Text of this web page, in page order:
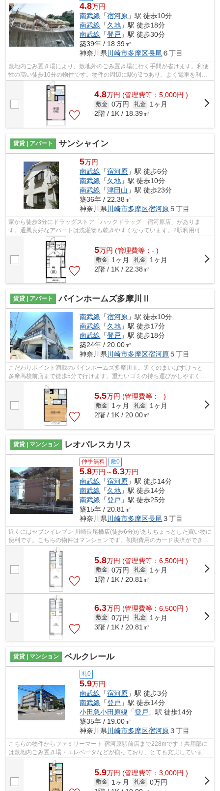
4.8万円
南武線 「宿河原 」駅 徒歩10分
南武線 「久地 」駅 徒歩18分
南武線 「登戸 」駅 徒歩30分
築39年 / 18.39㎡
神奈川県 川崎市多摩区長尾 ６丁目
敷地内ごみ置き場により、敷地外のごみ置き場に行く手間が省けます。利便
性の高い徒歩10分の物件です。物件の周辺に駅が2つあり、よく電車を利用
する方にピッタリです。陽当たりがよく...
4.8万円 (管理費等：5,000円 )
敷金 0万円 礼金
1ヶ月
2階 / 1K / 18.39㎡
賃貸 | アパート サンシャイン
5万円
南武線 「宿河原 」駅 徒歩6分
南武線 「久地 」駅 徒歩10分
南武線 「津田山 」駅 徒歩23分
築36年 / 22.38㎡
神奈川県 川崎市多摩区宿河原５丁目
家から徒歩3分にドラッグストア「ハックドラッグ 宿河原店」がありま
す。通風良好なアパートは洗濯物も乾きやすくなっています。2駅利用可能
でとても利便性の高いアパートです。駅か...
5万円 (管理費等：- )
敷金 1ヶ月 礼金
1ヶ月
2階 / 1K / 22.38㎡
賃貸 | アパート パインホームズ多摩川Ⅱ
南武線 「宿河原 」駅 徒歩10分
南武線 「久地 」駅 徒歩17分
南武線 「登戸 」駅 徒歩18分
築24年 / 20.00㎡
神奈川県 川崎市多摩区宿河原５丁目
こだわりポイント満載のパインホームズ多摩川Ⅱ。近くのまいばすけっと
多摩高校前店まで徒歩5分で行けます。重たいゴミの持ち運びがしやすく、
敷地内にごみ置き場があります。2駅利用...
5.5万円 (管理費等：- )
敷金 1ヶ月 礼金
1ヶ月
2階 / 1K / 20.00㎡
賃貸 | マンション レオパレスカリス
仲手無料 敷0
5.8万円～6.3万円
南武線 「宿河原 」駅 徒歩14分
南武線 「久地 」駅 徒歩14分
南武線 「登戸 」駅 徒歩25分
築15年 / 20.81㎡
神奈川県川崎市多摩区長尾３丁目
近くにはセブンイレブン 川崎長尾橋店(徒歩6分)がありちょっとした買い物に
便利です。こちらの物件はマンションです。初期費用のカード決済ができま
す。こちらの物件は、駅へも徒歩14...
5.8万円 (管理費等：6,500円 )
敷金 0万円 礼金
1ヶ月
1階 / 1K / 20.81㎡
6.3万円 (管理費等：6,500円 )
敷金 0万円 礼金
1ヶ月
3階 / 1K / 20.81㎡
賃貸 | マンション ベルクレール
礼0
5.9万円
南武線 「宿河原 」駅 徒歩3分
南武線 「登戸 」駅 徒歩14分
小田急小田原線 「登戸 」駅 徒歩14分
築35年 / 19.00㎡
神奈川県 川崎市多摩区宿河原３丁目
こちらの物件からファミリーマート 宿河原駅前店まで228mです！共用部に
は敷地内ごみ置き場・エレベータなどが揃っており、とても充実していま
す！こちらはマンションタイプになります...
5.9万円 (管理費等：3,000円 )
敷金 1ヶ月 礼金 0万円